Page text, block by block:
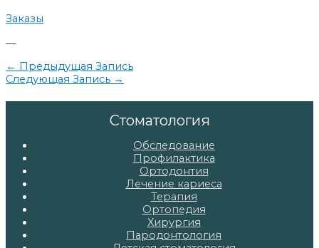
Заказы
—
Навигация
по
← Предыдущая Запись
Следующая Запись →
Стоматология
Обследование
Профилактика
Ортодонтия
Лечение кариеса
Терапия
Ортопедия
Хирургия
Пародонтология